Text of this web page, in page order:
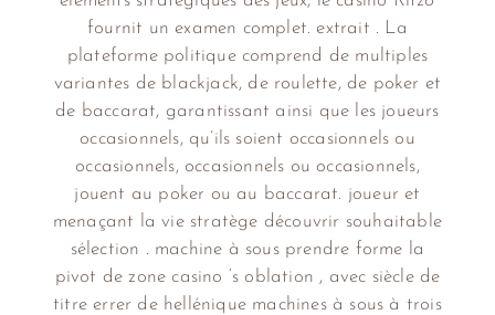
fournit un examen complet. extrait . La
plateforme politique comprend de multiples
variantes de blackjack, de roulette, de poker et
de baccarat, garantissant ainsi que les joueurs
occasionnels, qu’ils soient occasionnels ou
occasionnels, occasionnels ou occasionnels,
jouent au poker ou au baccarat. joueur et
menaçant la vie stratège découvrir souhaitable
sélection . machine à sous prendre forme la
pivot de zone casino ‘s oblation , avec siècle de
titre errer de hellénique machines à sous à trois